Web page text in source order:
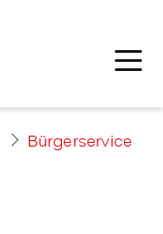
Bürgerservice